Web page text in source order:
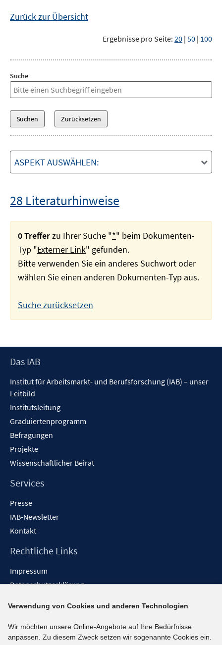
Zurück zur Übersicht
Ergebnisse pro Seite: 20 | 50 | 100
Suche
ASPEKT AUSWÄHLEN:
28 Literaturhinweise
0 Trefferzu Ihrer Suche "*" beim Dokumenten-
Typ "Externer Link" gefunden.
Bitte verwenden Sie ein anderes Suchwort oder
wählen Sie einen anderen Dokumenten-Typ aus.
Suche zurücksetzen
Footer
Das IAB
Institut für Arbeitsmarkt- und Berufsforschung (IAB) – unser
Leitbild
Institutsleitung
Graduiertenprogramm
Befragungen
Projekte
Wissenschaftlicher Beirat
Services
Presse
IAB-Newsletter
Kontakt
Rechtliche Links
Impressum
Datenschutzerklärung
Barrieren melden
Social-Media-Kanäle
Verwendung von Cookies und anderen Technologien
Wir möchten unsere Online-Angebote auf Ihre Bedürfnisse
anpassen. Zu diesem Zweck setzen wir sogenannte Cookies ein.